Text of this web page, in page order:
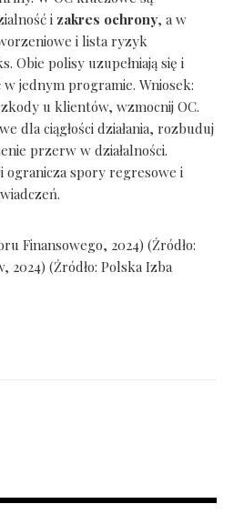
i zakres ochrony, a w
i lista ryzyk
Obie polisy uzupełniają się i
jednym programie. Wniosek:
u klientów, wzmocnij OC.
dla ciągłości działania, rozbuduj
przerw w działalności.
ogranicza spory regresowe i
Finansowego, 2024) (Źródło:
2024) (Źródło: Polska Izba